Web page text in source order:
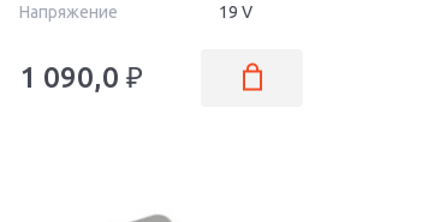
Напряжение
19 V
1 090,0 ₽